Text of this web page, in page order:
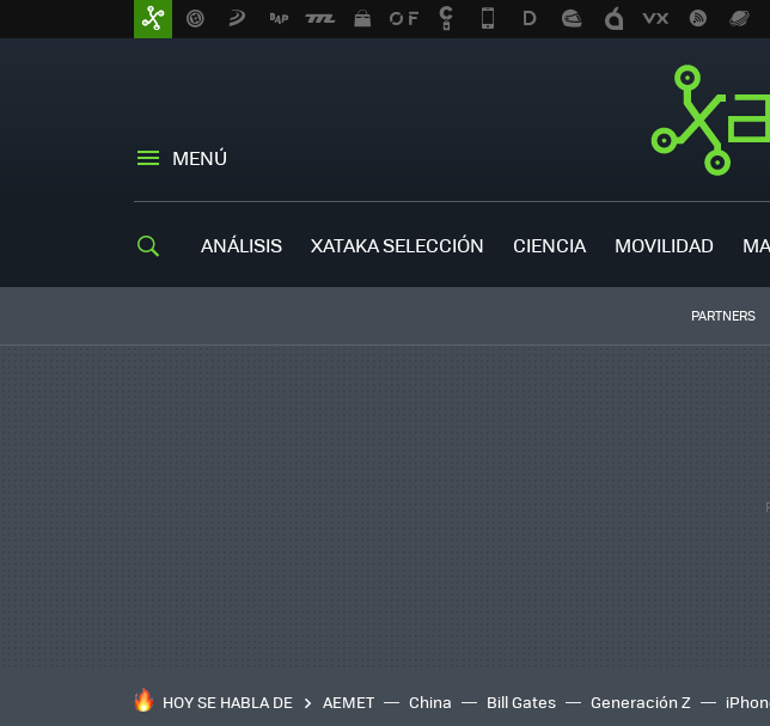
MENÚ
ANÁLISIS XATAKA SELECCIÓN CIENCIA MOVILIDAD
PARTNERS
HOY SE HABLA DE AEMET China Bill Gates Generación Z